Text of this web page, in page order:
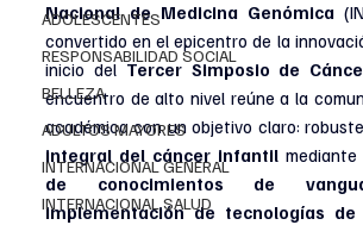
ADOLESCENTES
RESPONSABILIDAD SOCIAL
BELLEZA
ADULTOS MAYORES
INTERNACIONAL GENERAL
INTERNACIONAL SALUD
Nacional de Medicina Genómica
convertido en el epicentro de la
inicio del Tercer Simposio de
encuentro de alto nivel reúne a la
académica con un objetivo claro:
integral del cáncer infantil mediante
de conocimientos de
implementación de tecnologías de